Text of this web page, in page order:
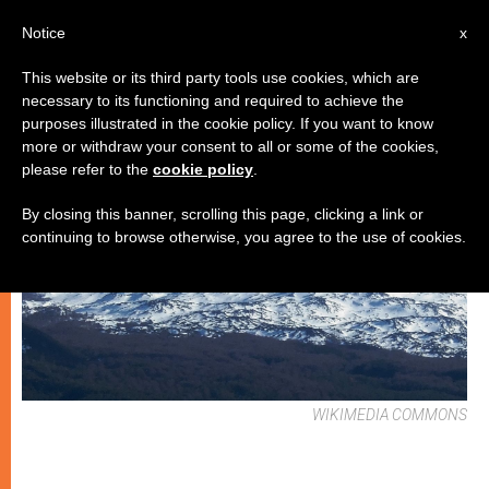
CHIESE LOCALI
WIKIMEDIA COMMONS
x
Notice
This website or its third party tools use cookies, which are
necessary to its functioning and required to achieve the
purposes illustrated in the cookie policy. If you want to know
more or withdraw your consent to all or some of the cookies,
please refer to the cookie policy
By closing this banner, scrolling this page, clicking a link or
continuing to browse otherwise, you agree to the use of cookies.